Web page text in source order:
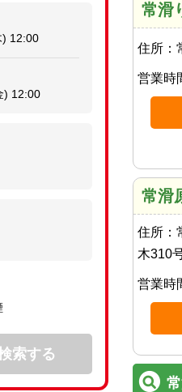
常滑
住所：
営業時
常滑
住所：
木310
営業時
) 12:00
) 12:00
索する